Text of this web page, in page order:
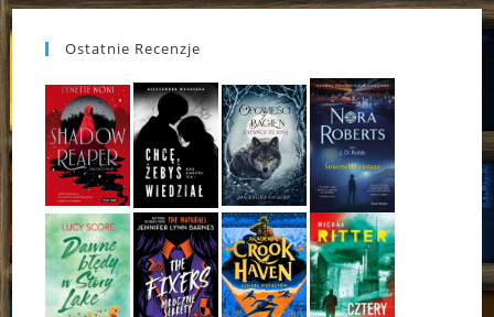
Ostatnie Recenzje